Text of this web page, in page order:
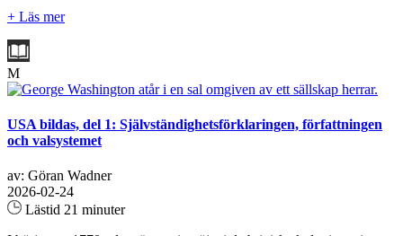
+ Läs mer
M
USA bildas, del 1: Självständighetsförklaringen, författningen
och valsystemet
av: Göran Wadner
2026-02-24
Lästid 21 minuter